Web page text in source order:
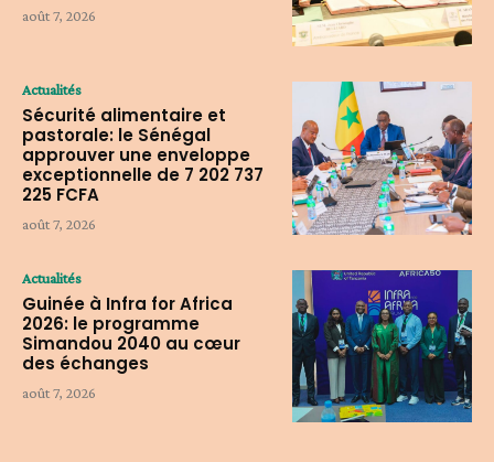
août 7, 2026
Actualités
Sécurité alimentaire et
pastorale: le Sénégal
approuver une enveloppe
exceptionnelle de 7 202 737
225 FCFA
août 7, 2026
Actualités
Guinée à Infra for Africa
2026: le programme
Simandou 2040 au cœur
des échanges
août 7, 2026